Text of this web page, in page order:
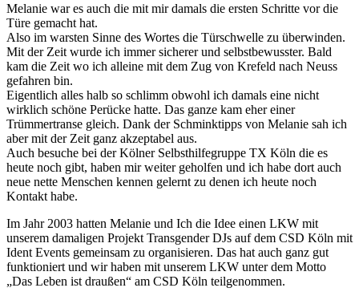
Melanie war es auch die mit mir damals die ersten Schritte vor die
Türe gemacht hat.
Also im warsten Sinne des Wortes die Türschwelle zu überwinden.
Mit der Zeit wurde ich immer sicherer und selbstbewusster. Bald
kam die Zeit wo ich alleine mit dem Zug von Krefeld nach Neuss
gefahren bin.
Eigentlich alles halb so schlimm obwohl ich damals eine nicht
wirklich schöne Perücke hatte. Das ganze kam eher einer
Trümmertranse gleich. Dank der Schminktipps von Melanie sah ich
aber mit der Zeit ganz akzeptabel aus.
Auch besuche bei der Kölner Selbsthilfegruppe TX Köln die es
heute noch gibt, haben mir weiter geholfen und ich habe dort auch
neue nette Menschen kennen gelernt zu denen ich heute noch
Kontakt habe.
Im Jahr 2003 hatten Melanie und Ich die Idee einen LKW mit
unserem damaligen Projekt Transgender DJs auf dem CSD Köln mit
Ident Events gemeinsam zu organisieren. Das hat auch ganz gut
funktioniert und wir haben mit unserem LKW unter dem Motto
„Das Leben ist draußen“ am CSD Köln teilgenommen.